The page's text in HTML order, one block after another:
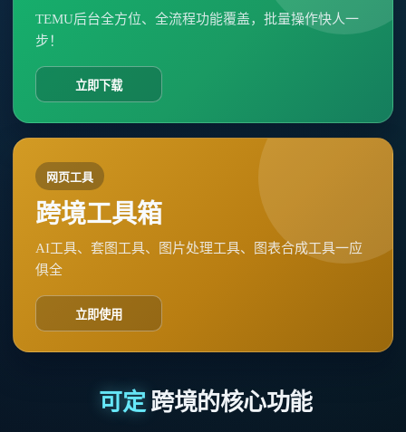
TEMU后台全方位、全流程功能覆盖，批量操作快人一
步！
立即下载
网页工具
跨境工具箱
AI工具、套图工具、图片处理工具、图表合成工具一应
俱全
立即使用
可定 跨境的核心功能